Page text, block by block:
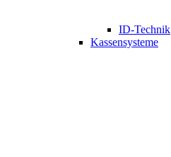
ID-Technik
Kassensysteme